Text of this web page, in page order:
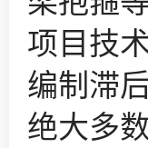
项目技
编制滞
绝大多